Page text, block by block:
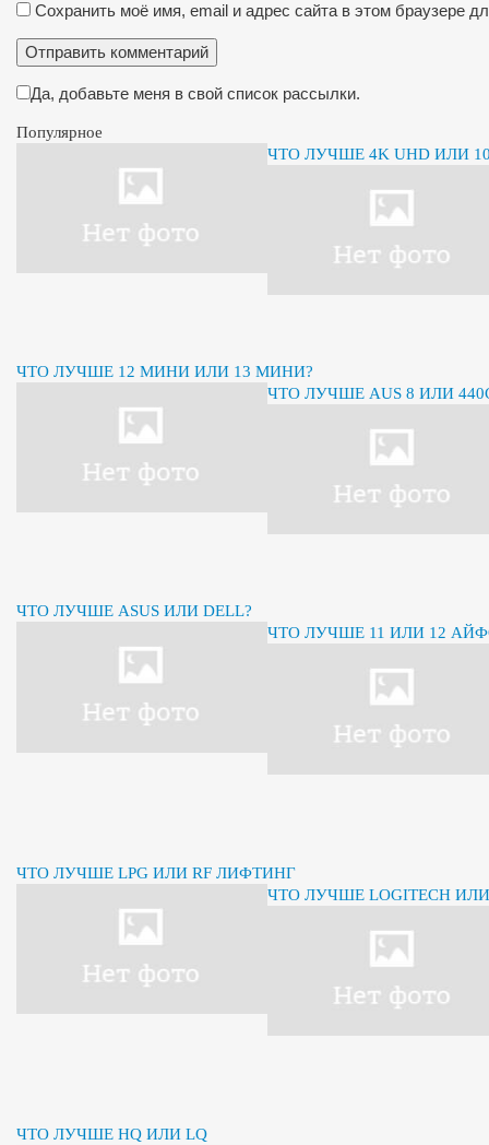
Сохранить моё имя, email и адрес сайта в этом браузере
Да, добавьте меня в свой список рассылки.
Популярное
ЧТО ЛУЧШЕ 4K UHD ИЛИ
ЧТО ЛУЧШЕ 12 МИНИ ИЛИ 13 МИНИ?
ЧТО ЛУЧШЕ AUS 8 ИЛИ
ЧТО ЛУЧШЕ ASUS ИЛИ DELL?
ЧТО ЛУЧШЕ 11 ИЛИ 12
ЧТО ЛУЧШЕ LPG ИЛИ RF ЛИФТИНГ
ЧТО ЛУЧШЕ LOGITECH ИЛИ
ЧТО ЛУЧШЕ HQ ИЛИ LQ